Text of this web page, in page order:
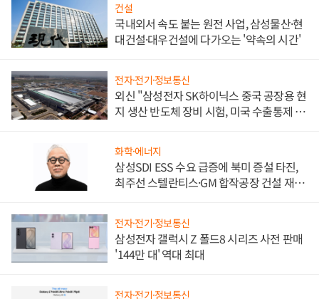
건설
국내외서 속도 붙는 원전 사업, 삼성물산·현
대건설·대우건설에 다가오는 '약속의 시간'
전자·전기·정보통신
외신 "삼성전자 SK하이닉스 중국 공장용 현
지 생산 반도체 장비 시험, 미국 수출통제 대
화학·에너지
삼성SDI ESS 수요 급증에 북미 증설 타진,
최주선 스텔란티스·GM 합작공장 건설 재추
전자·전기·정보통신
삼성전자 갤럭시 Z 폴드8 시리즈 사전 판매
'144만 대' 역대 최대
전자·전기·정보통신